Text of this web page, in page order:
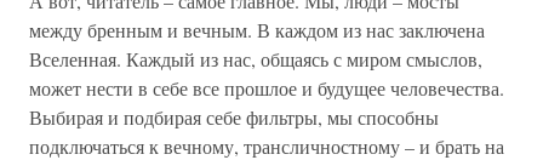
между бренным и вечным. В каждом из нас заключена
Вселенная. Каждый из нас, общаясь с миром смыслов,
может нести в себе все прошлое и будущее человечества.
Выбирая и подбирая себе фильтры, мы способны
подключаться к вечному, трансличностному – и брать на